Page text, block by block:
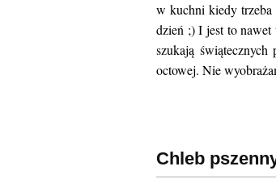
w kuchni kiedy trzeba
dzień ;) I jest to nawet
szukają
octowej. Nie
Chleb